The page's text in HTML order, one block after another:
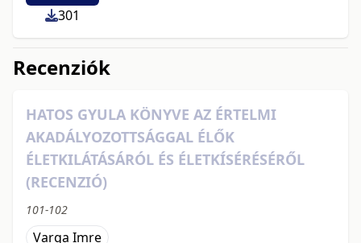
301
Recenziók
HATOS GYULA KÖNYVE AZ ÉRTELMI
AKADÁLYOZOTTSÁGGAL ÉLŐK
ÉLETKILÁTÁSÁRÓL ÉS ÉLETKÍSÉRÉSÉRŐL
(RECENZIÓ)
101-102
Varga Imre